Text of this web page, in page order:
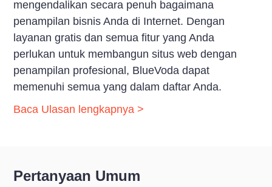
mengendalikan secara penuh bagaimana
penampilan bisnis Anda di Internet. Dengan
layanan gratis dan semua fitur yang Anda
perlukan untuk membangun situs web dengan
penampilan profesional, BlueVoda dapat
memenuhi semua yang dalam daftar Anda.
Baca Ulasan lengkapnya >
Pertanyaan Umum